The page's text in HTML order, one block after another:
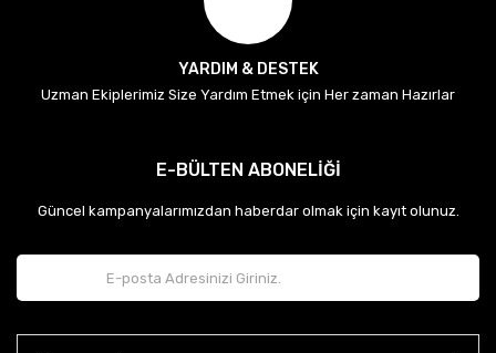
YARDIM & DESTEK
Uzman Ekiplerimiz Size Yardım Etmek için Her zaman Hazırlar
E-BÜLTEN ABONELİĞİ
Güncel kampanyalarımızdan haberdar olmak için kayıt olunuz.